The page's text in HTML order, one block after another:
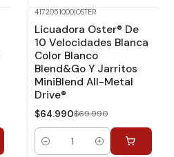
4172051000|OSTER
Licuadora Oster® De
10 Velocidades Blanca
Color Blanco
Blend&Go Y Jarritos
MiniBlend All-Metal
Drive®
$64.990$69.990
Cantidad